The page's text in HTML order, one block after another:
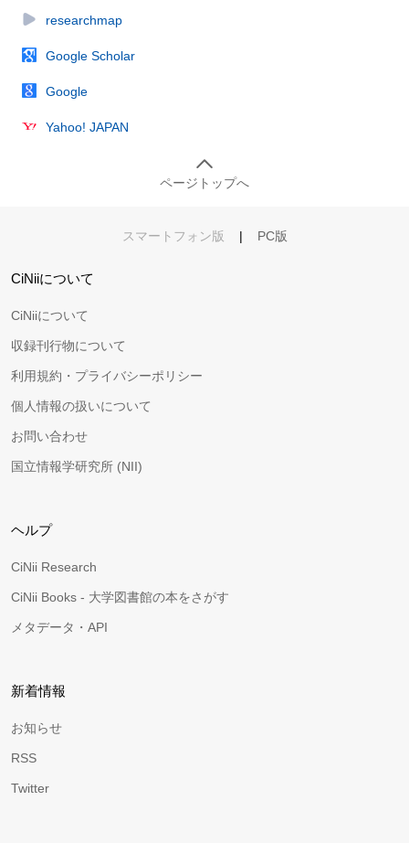
researchmap
Google Scholar
Google
Yahoo! JAPAN
ページトップへ
スマートフォン版 | PC版
CiNiiについて
CiNiiについて
収録刊行物について
利用規約・プライバシーポリシー
個人情報の扱いについて
お問い合わせ
国立情報学研究所 (NII)
ヘルプ
CiNii Research
CiNii Books - 大学図書館の本をさがす
メタデータ・API
新着情報
お知らせ
RSS
Twitter